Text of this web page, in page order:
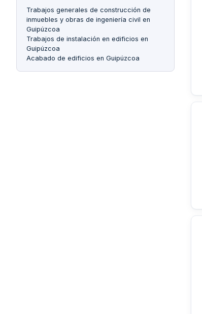
Trabajos generales de construcción de
inmuebles y obras de ingeniería civil en
Guipúzcoa
Trabajos de instalación en edificios en
Guipúzcoa
Acabado de edificios en Guipúzcoa